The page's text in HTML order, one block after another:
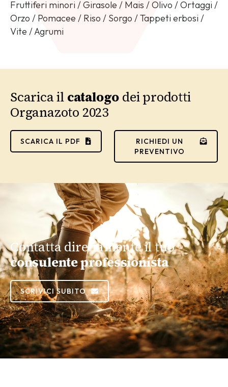
Fruttiferi minori / Girasole / Mais / Olivo / Ortaggi /
Orzo / Pomacee / Riso / Sorgo / Tappeti erbosi /
Vite / Agrumi
Scarica il catalogo dei prodotti
Organazoto 2023
SCARICA IL PDF
RICHIEDI UN
PREVENTIVO
Contatta direttamente il tuo
consulente professionista
SCRIVICI SUBITO